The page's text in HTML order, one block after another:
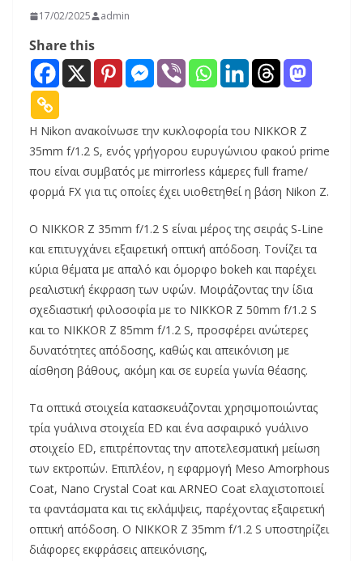
17/02/2025 admin
Share this
Η Nikon ανακοίνωσε την κυκλοφορία του NIKKOR Z
35mm f/1.2 S, ενός γρήγορου ευρυγώνιου φακού prime
που είναι συμβατός με mirrorless κάμερες full frame/
φορμά FX για τις οποίες έχει υιοθετηθεί η βάση Nikon Z.
O NIKKOR Z 35mm f/1.2 S είναι μέρος της σειράς S-Line
και επιτυγχάνει εξαιρετική οπτική απόδοση. Τονίζει τα
κύρια θέματα με απαλό και όμορφο bokeh και παρέχει
ρεαλιστική έκφραση των υφών. Μοιράζοντας την ίδια
σχεδιαστική φιλοσοφία με το NIKKOR Z 50mm f/1.2 S
και το NIKKOR Z 85mm f/1.2 S, προσφέρει ανώτερες
δυνατότητες απόδοσης, καθώς και απεικόνιση με
αίσθηση βάθους, ακόμη και σε ευρεία γωνία θέασης.
Τα οπτικά στοιχεία κατασκευάζονται χρησιμοποιώντας
τρία γυάλινα στοιχεία ED και ένα ασφαιρικό γυάλινο
στοιχείο ED, επιτρέποντας την αποτελεσματική μείωση
των εκτροπών. Επιπλέον, η εφαρμογή Meso Amorphous
Coat, Nano Crystal Coat και ARNEO Coat ελαχιστοποιεί
τα φαντάσματα και τις εκλάμψεις, παρέχοντας εξαιρετική
οπτική απόδοση. O NIKKOR Z 35mm f/1.2 S υποστηρίζει
διάφορες εκφράσεις απεικόνισης,